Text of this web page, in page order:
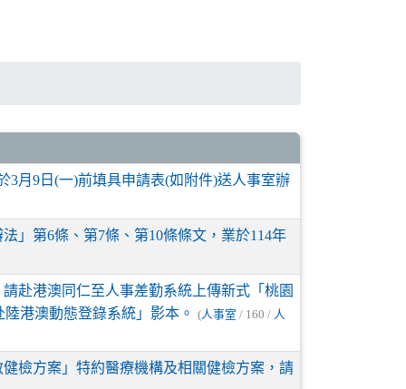
3月9日(一)前填具申請表(如附件)送人事室辦
」第6條、第7條、第10條條文，業於114年
赴港澳同仁至人事差勤系統上傳新式「桃園
港澳動態登錄系統」影本。
(人事室 / 160 / 人
檢方案」特約醫療機構及相關健檢方案，請